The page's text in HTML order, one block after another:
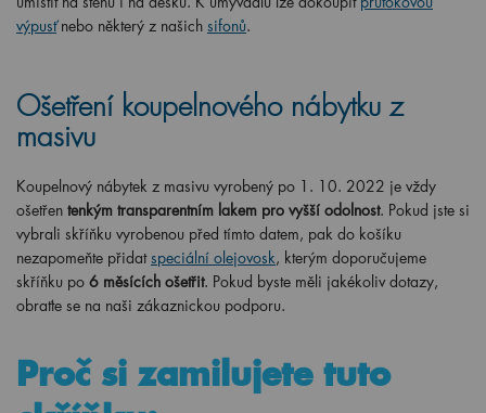
výpusťnebo některý z našich sifonů.
Ošetření koupelnového nábytku z
masivu
Koupelnový nábytek z masivu vyrobený po 1. 10. 2022 je vždy
ošetřen tenkým transparentním lakem pro vyšší odolnost. Pokud jste si
vybrali skříňku vyrobenou před tímto datem, pak do košíku
nezapomeňte přidat speciální olejovosk, kterým doporučujeme
skříňku po 6 měsících ošetřit. Pokud byste měli jakékoliv dotazy,
obraťte se na naši zákaznickou podporu.
Proč si zamilujete tuto